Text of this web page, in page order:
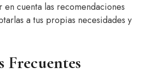
cuenta las recomendaciones
a tus propias necesidades y
Frecuentes